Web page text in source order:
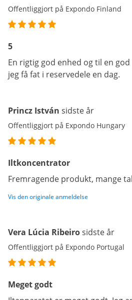
Offentliggjort på Expondo Finland
5
En rigtig god enhed og til en
jeg få fat i reservedele en dag.
Princz István sidste år
Offentliggjort på Expondo Hungary
Iltkoncentrator
Fremragende produkt, mange
Vis den originale anmeldelse
Vera Lúcia Ribeirosidste år
Offentliggjort på Expondo Portugal
Meget godt